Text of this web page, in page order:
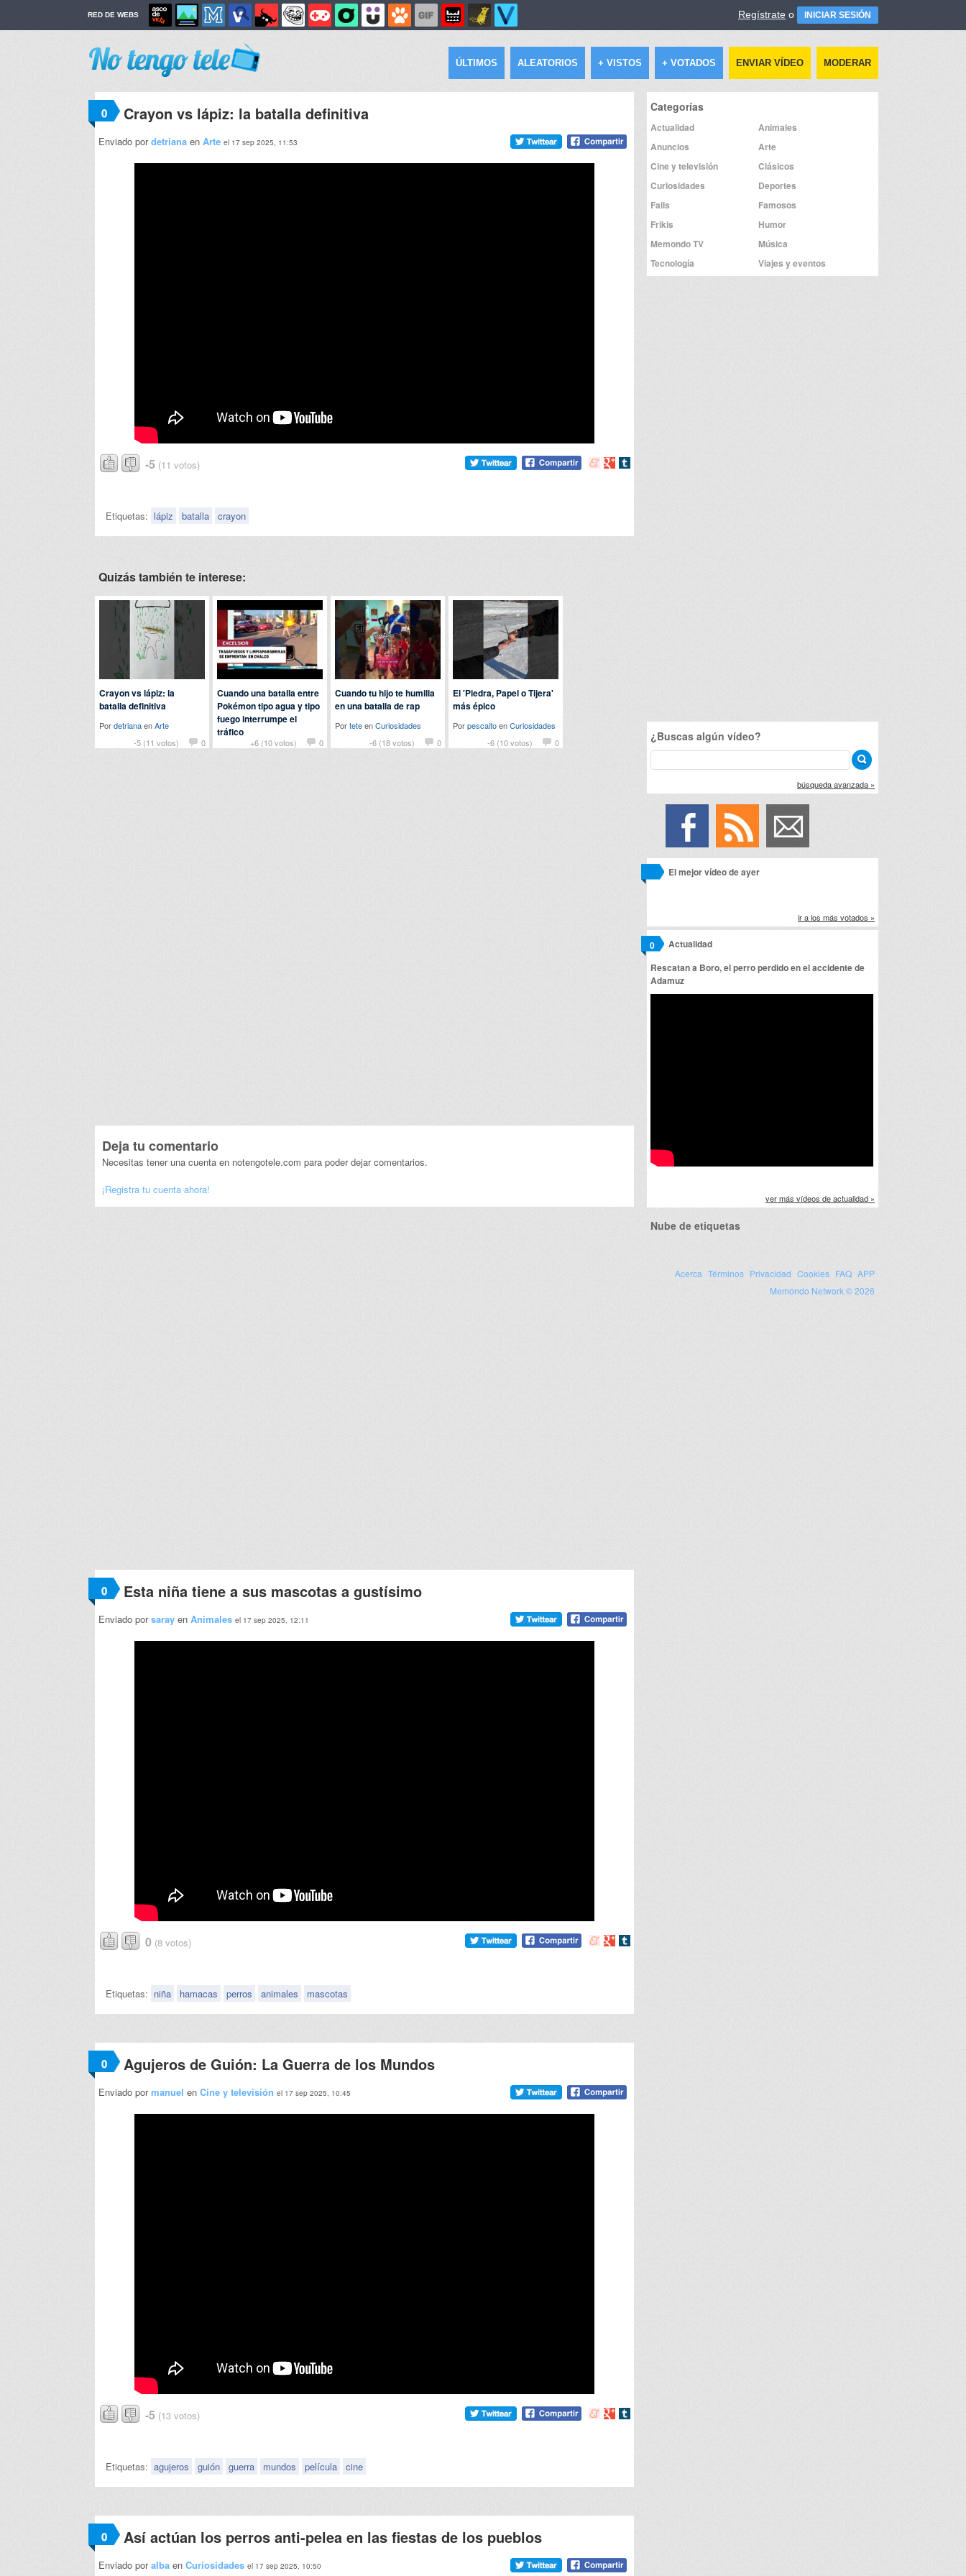
RED DE WEBS Regístrate o INICIAR SESIÓN
ÚLTIMOS ALEATORIOS + VISTOS + VOTADOS ENVIAR VÍDEO MODERAR
0 Crayon vs lápiz: la batalla definitiva
Enviado pordetriana en Arte el 17 sep 2025, 11:53
-5 (11 votos)
Compartir
Compartir
Compartir
Etiquetas: lápiz batalla crayon
Quizás también te interese:
-5 (11 votos) 0
Crayon vs lápiz: la
batalla definitiva
PordetrianaenArte
+6 (10 votos)
0
Cuando una batalla entre
Pokémon tipo agua y tipo
fuego interrumpe el
tráfico
PorferenCuriosidades
-6 (18 votos) 0
Cuando tu hijo te humilla
en una batalla de rap
PorteteenCuriosidades
-6 (10 votos)
0
El 'Piedra, Papel o Tijera'
más épico
PorpescaitoenCuriosidades
Deja tu comentario
Necesitas tener una cuenta en notengotele.com para poder dejar comentarios.
¡Registra tu cuenta ahora!
0 Esta niña tiene a sus mascotas a gustísimo
Enviado porsaray en Animales el 17 sep 2025, 12:11
0 (8 votos)
Compartir
Compartir
Compartir
Etiquetas: niña hamacas perros animales mascotas
0 Agujeros de Guión: La Guerra de los Mundos
Enviado pormanuel en Cine y televisión el 17 sep 2025, 10:45
-5 (13 votos)
Compartir
Compartir
Compartir
Etiquetas: agujeros guión guerra mundos película cine
0 Así actúan los perros anti-pelea en las fiestas de los pueblos
Enviado poralba en Curiosidades el 17 sep 2025, 10:50
Categorías
Actualidad
Animales
Anuncios
Arte
Cine y televisión
Clásicos
Curiosidades
Deportes
Fails
Famosos
Frikis
Humor
Memondo TV
Música
Tecnología
Viajes y eventos
¿Buscas algún vídeo?
búsqueda avanzada »
El mejor vídeo de ayer
ir a los más votados »
Actualidad
0
Rescatan a Boro, el perro perdido en el accidente de
Adamuz
ver más vídeos de actualidad »
Nube de etiquetas
Acerca Términos Privacidad Cookies FAQ APP
Memondo Network © 2026